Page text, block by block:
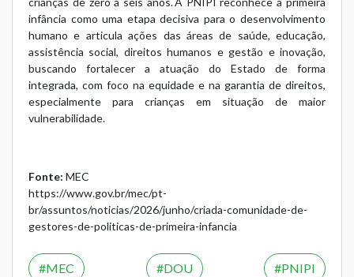
infância como uma etapa decisiva para o desenvolvimento
humano e articula ações das áreas de saúde, educação,
assistência social, direitos humanos e gestão e inovação,
buscando fortalecer a atuação do Estado de forma
integrada, com foco na equidade e na garantia de direitos,
especialmente para crianças em situação de maior
vulnerabilidade.
Fonte: MEC
https://www.gov.br/mec/pt-
br/assuntos/noticias/2026/junho/criada-comunidade-de-
gestores-de-politicas-de-primeira-infancia
MEC DOU PNIPI